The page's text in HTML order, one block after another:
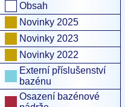
Obsah
Novinky 2025
Novinky 2023
Novinky 2022
Externí příslušenství
bazénu
Osazení bazénové